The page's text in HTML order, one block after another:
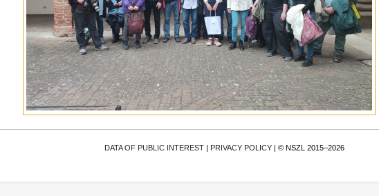
DATA OF PUBLIC INTEREST| PRIVACY POLICY| © NSZL 2015–2026